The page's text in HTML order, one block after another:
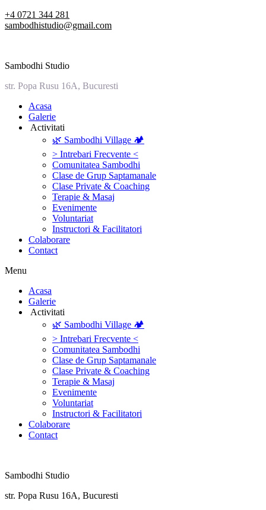
Skip
to
+4 0721 344 281
sambodhistudio@gmail.com
Sambodhi Studio
str. Popa Rusu 16A, Bucuresti
‎Acasa
Galerie
‎ ‎Activitati‎
🌿 Sambodhi Village 🏕️
> Intrebari Frecvente <
Comunitatea Sambodhi
Clase de Grup Saptamanale
Clase Private & Coaching
Terapie & Masaj
‎Evenimente
Voluntariat
‏‏‎Instructori & Facilitatori
Colaborare
Contact
Menu
‎Acasa
Galerie
‎ ‎Activitati‎
🌿 Sambodhi Village 🏕️
> Intrebari Frecvente <
Comunitatea Sambodhi
Clase de Grup Saptamanale
Clase Private & Coaching
Terapie & Masaj
‎Evenimente
Voluntariat
‏‏‎Instructori & Facilitatori
Colaborare
Contact
Sambodhi Studio
str. Popa Rusu 16A, Bucuresti